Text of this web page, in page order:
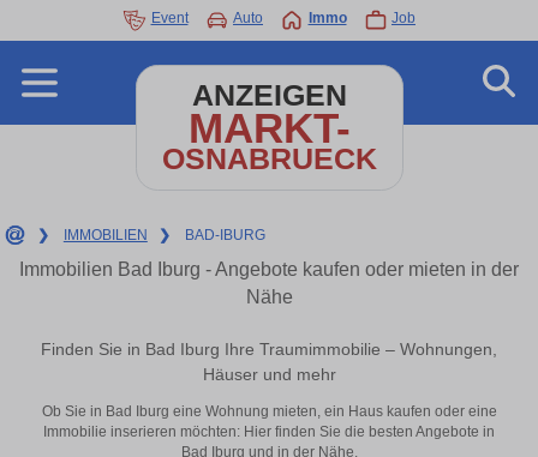
Event Auto Immo Job
ANZEIGEN
MARKT-
OSNABRUECK
❯ IMMOBILIEN ❯ BAD-IBURG
Immobilien Bad Iburg - Angebote kaufen oder mieten in der
Nähe
Finden Sie in Bad Iburg Ihre Traumimmobilie – Wohnungen,
Häuser und mehr
Ob Sie in Bad Iburg eine Wohnung mieten, ein Haus kaufen oder eine
Immobilie inserieren möchten: Hier finden Sie die besten Angebote in
Bad Iburg und in der Nähe.